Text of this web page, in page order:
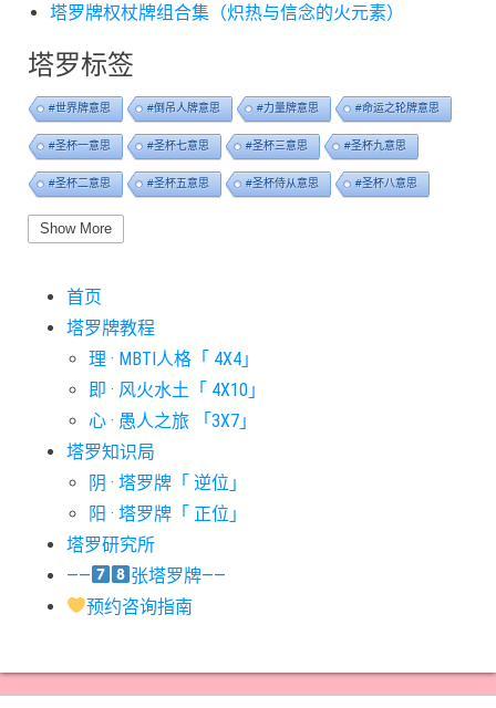
塔罗牌权杖牌组合集（炽热与信念的火元素）
塔罗标签
#世界牌意思 #倒吊人牌意思 #力量牌意思 #命运之轮牌意思
#圣杯一意思 #圣杯七意思 #圣杯三意思 #圣杯九意思
#圣杯二意思 #圣杯五意思 #圣杯侍从意思 #圣杯八意思
#圣杯六意思
#宝剑七意思
#宝剑五意思 #宝剑侍从意思
#宝剑十意思 #宝剑四意思 #宝剑国王意思
#愚人牌意思 #战车牌意思
#星币七意思 #星币三意思
#星币五意思 #星币侍从意思
#星币骑士意思 #星星牌意思
#权杖五意思 #权杖侍从意思 #权杖八意思 #权杖六意思
Show More
首页
塔罗牌教程
理 · MBTI人格「 4X4」
即 · 风火水土「 4X10」
心 · 愚人之旅 「3X7」
塔罗知识局
阴 · 塔罗牌「 逆位」
阳 · 塔罗牌「 正位」
塔罗研究所
——
张塔罗牌——
预约咨询指南